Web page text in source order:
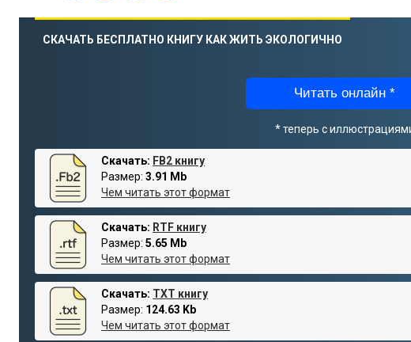
СКАЧАТЬ БЕСПЛАТНО КНИГУ КАК ЖИТЬ ЭКОЛОГИЧНО
Читать онлайн *
* теперь с
Скачать: FB2 книгу
Размер: 3.91 Mb
Чем читать этот формат
Скачать: RTF книгу
Размер: 5.65 Mb
Чем читать этот формат
Скачать: TXT книгу
Размер: 124.63 Kb
Чем читать этот формат